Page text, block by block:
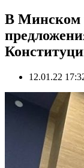
В Минском
12.01.22